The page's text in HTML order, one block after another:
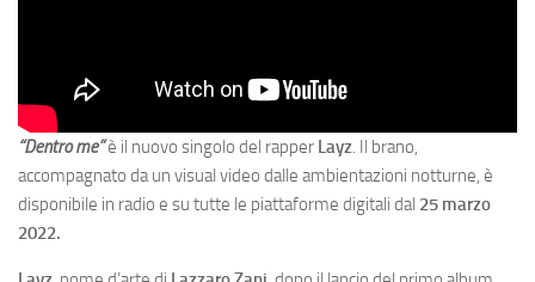
“Dentro me”è il nuovo singolo del rapper Layz. Il brano,
accompagnato da un visual video dalle ambientazioni notturne, è
disponibile in radio e su tutte le piattaforme digitali dal 25 marzo
2022.